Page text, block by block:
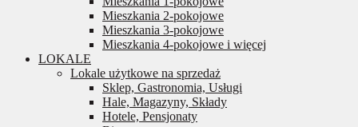
Mieszkania 2-pokojowe
Mieszkania 3-pokojowe
Mieszkania 4-pokojowe i więcej
LOKALE
Lokale użytkowe na sprzedaż
Sklep, Gastronomia, Usługi
Hale, Magazyny, Składy
Hotele, Pensjonaty